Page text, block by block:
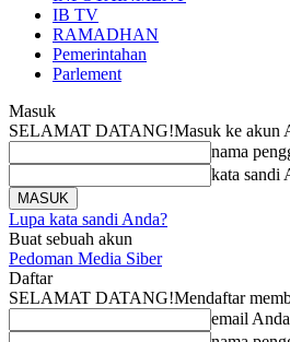
IB TV
RAMADHAN
Pemerintahan
Parlement
Masuk
SELAMAT DATANG!Masuk ke akun
nama
kata sandi
Lupa kata sandi Anda?
Buat sebuah akun
Pedoman Media Siber
Daftar
SELAMAT DATANG!Mendaftar
email Anda